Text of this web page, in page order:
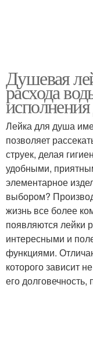
Душевая
расхода
Лейка для душа
позволяет
струек, делая
удобными,
элементарное
выбором?
жизнь все более
появляются лейки
интересными и
функциями.
которого зависит
его